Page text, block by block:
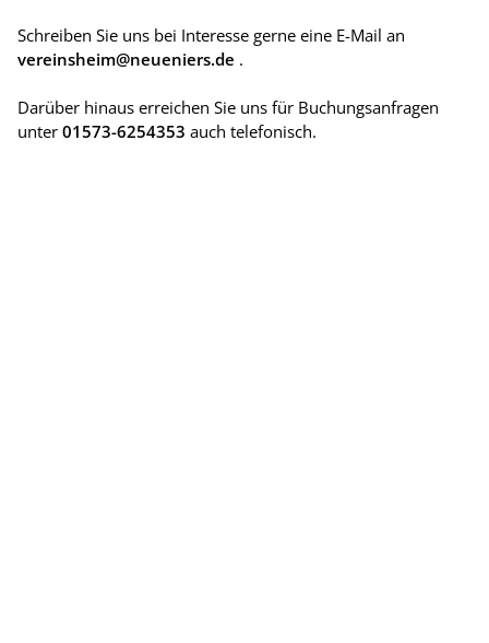
Schreiben Sie uns bei Interesse gerne eine E-Mail an
vereinsheim@neueniers.de .
Darüber hinaus erreichen Sie uns für Buchungsanfragen
unter 01573-6254353 auch telefonisch.